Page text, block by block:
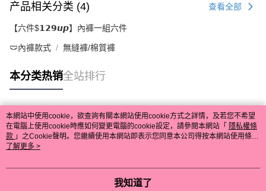
产品相关分类 (4) 查看全部
【六件$𝟭𝟮𝟵𝙪𝙥】內褲一組六件
🩲內褲款式 無縫褲/棉質褲
本分类热销全站排行
热门标签
本網站中使用cookie，欲查詢有關本網站使用cookie方式之詳情，及若您不希望
在電腦上使用cookie時應如何變更電腦的cookie設定，請參閱本網站「 隱私權條
款 」之Cookie聲明。您繼續使用本網站即表示您同意本公司得按本網站使用條款
之Cookie聲明使用cookie。
了解更多 >
我知道了